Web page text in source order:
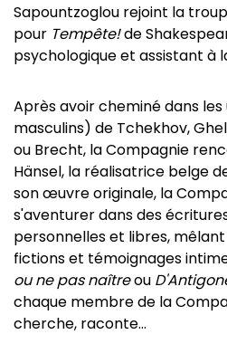
Sapountzoglou rejoint la
pour Tempête!de
psychologique et assistant à
Après avoir cheminé dans
masculins) de Tchekhov,
ou Brecht, la Compagnie
Hänsel, la réalisatrice belge
son œuvre originale, la
s'aventurer dans des
personnelles et libres,
fictions et témoignages
ou ne pas naîtreou
chaque membre de la
cherche, raconte…